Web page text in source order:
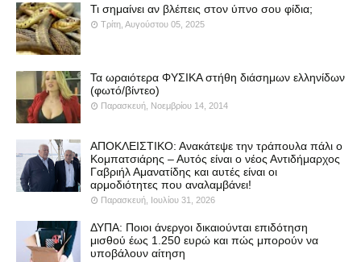
Τι σημαίνει αν βλέπεις στον ύπνο σου φίδια;
Τρίτη, Αυγούστου 05, 2025
Τα ωραιότερα ΦΥΣΙΚΑ στήθη διάσημων ελληνίδων
(φωτό/βίντεο)
Παρασκευή, Νοεμβρίου 14, 2014
ΑΠΟΚΛΕΙΣΤΙΚΟ: Ανακάτεψε την τράπουλα πάλι ο
Κομπατσιάρης – Αυτός είναι ο νέος Αντιδήμαρχος
Γαβριήλ Αμανατίδης και αυτές είναι οι
αρμοδιότητες που αναλαμβάνει!
Παρασκευή, Ιουλίου 31, 2026
ΔΥΠΑ: Ποιοι άνεργοι δικαιούνται επιδότηση
μισθού έως 1.250 ευρώ και πώς μπορούν να
υποβάλουν αίτηση